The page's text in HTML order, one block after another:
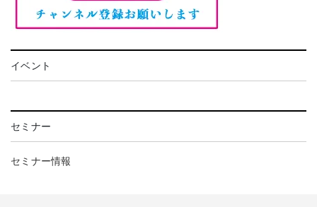
イベント
セミナー
セミナー情報